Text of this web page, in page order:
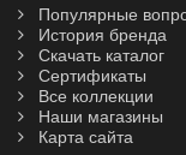
Популярные
История бренда
Скачать каталог
Сертификаты
Все коллекции
Наши магазины
Карта сайта